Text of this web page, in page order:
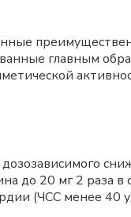
главным
до 20 мг 2 раза
(ЧСС менее 40